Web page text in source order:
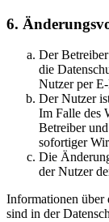
6.
Der
die
Nutzer per
Der Nutzer
Im Falle des
Betreiber
sofortiger
Die
der Nutzer
Informationen über
sind in der